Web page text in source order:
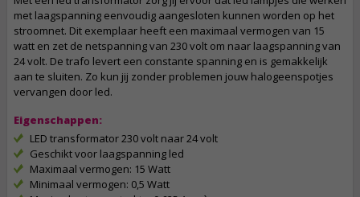
met laagspanning eenvoudig aangesloten kunnen worden op het
stroomnet. Dit exemplaar heeft een maximaal vermogen van 15
watt en zet de netspanning van 230 volt om naar laagspanning van
24 volt. De trafo levert een constante spanning en is gemakkelijk
aan te sluiten. Zo kun jij zonder problemen jouw halogeenspotjes
vervangen door led.
Eigenschappen:
LED transformator 230 volt naar 24 volt
Geschikt voor laagspanning led
Maximaal vermogen: 15 Watt
Minimaal vermogen: 0,5 Watt